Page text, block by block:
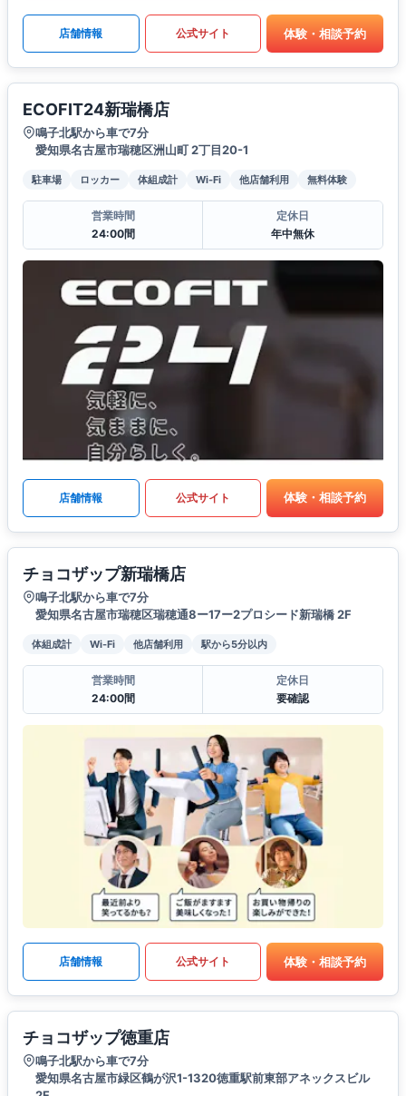
店舗情報 公式サイト 体験・相談予約
ECOFIT24新瑞橋店
鳴子北駅から車で7分
愛知県名古屋市瑞穂区洲山町 2丁目20-1
駐車場 ロッカー 体組成計 Wi-Fi 他店舗利用 無料体験
営業時間
24:00間
定休日
年中無休
店舗情報 公式サイト 体験・相談予約
チョコザップ新瑞橋店
鳴子北駅から車で7分
愛知県名古屋市瑞穂区瑞穂通8ー17ー2プロシード新瑞橋 2F
体組成計 Wi-Fi 他店舗利用 駅から5分以内
営業時間
24:00間
定休日
要確認
店舗情報 公式サイト 体験・相談予約
チョコザップ徳重店
鳴子北駅から車で7分
愛知県名古屋市緑区鶴が沢1-1320徳重駅前東部アネックスビル